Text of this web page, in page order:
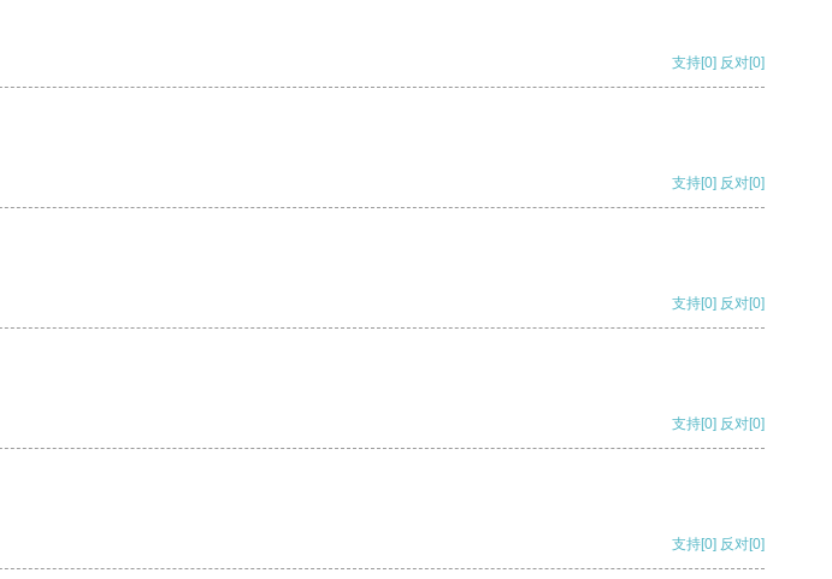
支持[0] 反对[0]
支持[0] 反对[0]
支持[0] 反对[0]
支持[0] 反对[0]
支持[0] 反对[0]